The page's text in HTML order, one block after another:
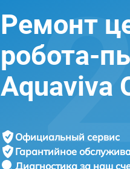
Ремонт
робота-
Aquaviva
Официальный сервис
Гарантийное
Диагностика за наш